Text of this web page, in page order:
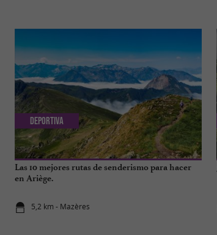
Las 10 mejores rutas de senderismo para hacer
en Ariège.
5,2 km - Mazères
Deportiva